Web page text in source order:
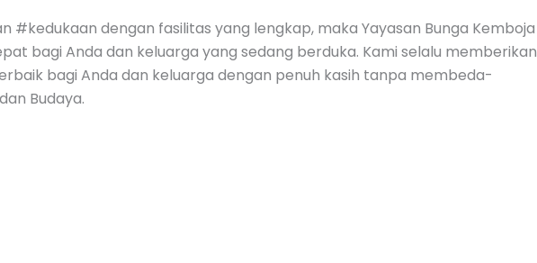
#kedukaan dengan fasilitas yang lengkap, maka Yayasan Bunga Kemboja
bagi Anda dan keluarga yang sedang berduka. Kami selalu memberikan
bagi Anda dan keluarga dengan penuh kasih tanpa membeda-
Budaya.